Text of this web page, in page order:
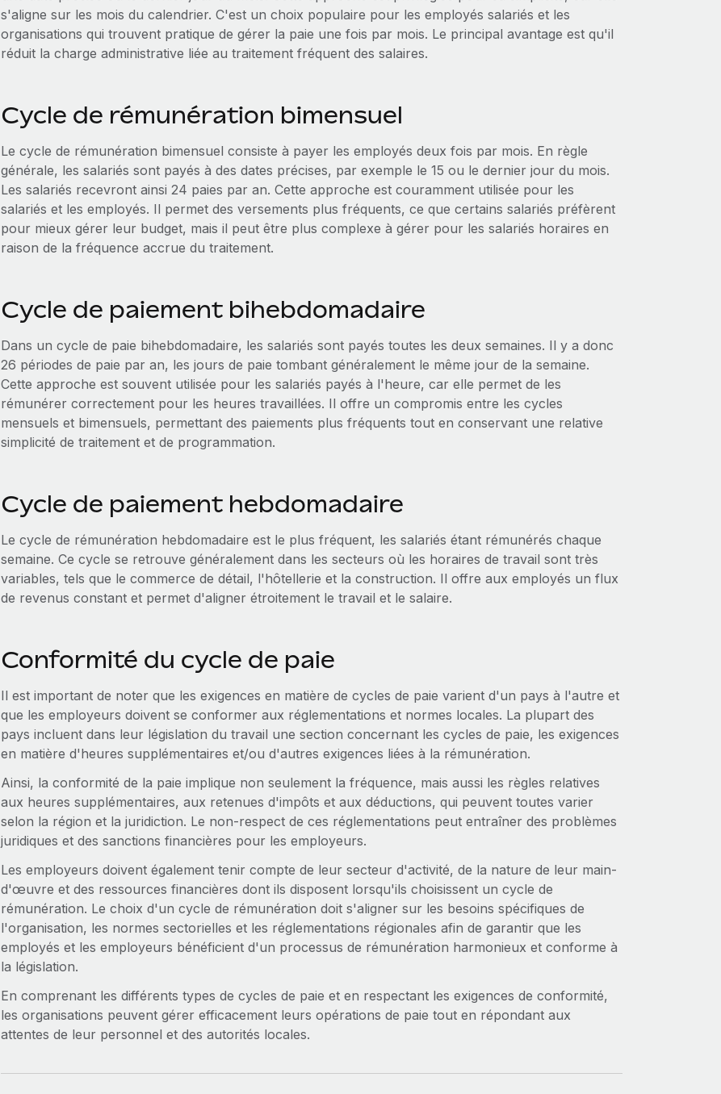
s'aligne sur les mois du calendrier. C'est un choix populaire pour les employés salariés et les
organisations qui trouvent pratique de gérer la paie une fois par mois. Le principal avantage est qu'il
réduit la charge administrative liée au traitement fréquent des salaires.
Cycle de rémunération bimensuel
Le cycle de rémunération bimensuel consiste à payer les employés deux fois par mois. En règle
générale, les salariés sont payés à des dates précises, par exemple le 15 ou le dernier jour du mois.
Les salariés recevront ainsi 24 paies par an. Cette approche est couramment utilisée pour les
salariés et les employés. Il permet des versements plus fréquents, ce que certains salariés préfèrent
pour mieux gérer leur budget, mais il peut être plus complexe à gérer pour les salariés horaires en
raison de la fréquence accrue du traitement.
Cycle de paiement bihebdomadaire
Dans un cycle de paie bihebdomadaire, les salariés sont payés toutes les deux semaines. Il y a donc
26 périodes de paie par an, les jours de paie tombant généralement le même jour de la semaine.
Cette approche est souvent utilisée pour les salariés payés à l'heure, car elle permet de les
rémunérer correctement pour les heures travaillées. Il offre un compromis entre les cycles
mensuels et bimensuels, permettant des paiements plus fréquents tout en conservant une relative
simplicité de traitement et de programmation.
Cycle de paiement hebdomadaire
Le cycle de rémunération hebdomadaire est le plus fréquent, les salariés étant rémunérés chaque
semaine. Ce cycle se retrouve généralement dans les secteurs où les horaires de travail sont très
variables, tels que le commerce de détail, l'hôtellerie et la construction. Il offre aux employés un flux
de revenus constant et permet d'aligner étroitement le travail et le salaire.
Conformité du cycle de paie
Il est important de noter que les exigences en matière de cycles de paie varient d'un pays à l'autre et
que les employeurs doivent se conformer aux réglementations et normes locales. La plupart des
pays incluent dans leur législation du travail une section concernant les cycles de paie, les exigences
en matière d'heures supplémentaires et/ou d'autres exigences liées à la rémunération.
Ainsi, la conformité de la paie implique non seulement la fréquence, mais aussi les règles relatives
aux heures supplémentaires, aux retenues d'impôts et aux déductions, qui peuvent toutes varier
selon la région et la juridiction. Le non-respect de ces réglementations peut entraîner des problèmes
juridiques et des sanctions financières pour les employeurs.
Les employeurs doivent également tenir compte de leur secteur d'activité, de la nature de leur main-
d'œuvre et des ressources financières dont ils disposent lorsqu'ils choisissent un cycle de
rémunération. Le choix d'un cycle de rémunération doit s'aligner sur les besoins spécifiques de
l'organisation, les normes sectorielles et les réglementations régionales afin de garantir que les
employés et les employeurs bénéficient d'un processus de rémunération harmonieux et conforme à
la législation.
En comprenant les différents types de cycles de paie et en respectant les exigences de conformité,
les organisations peuvent gérer efficacement leurs opérations de paie tout en répondant aux
attentes de leur personnel et des autorités locales.